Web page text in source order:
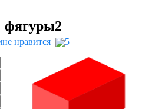
фягуры2
нравится 5